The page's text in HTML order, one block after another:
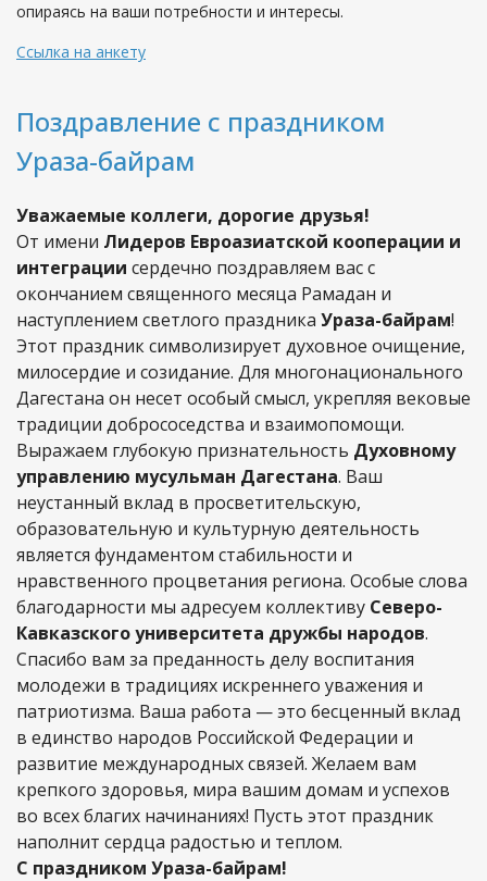
опираясь на ваши потребности и интересы.
Ссылка на анкету
Поздравление с праздником
Ураза-байрам
Уважаемые коллеги, дорогие друзья!
От имени Лидеров Евроазиатской кооперации и
интеграции сердечно поздравляем вас с
окончанием священного месяца Рамадан и
наступлением светлого праздника Ураза-байрам!
Этот праздник символизирует духовное очищение,
милосердие и созидание. Для многонационального
Дагестана он несет особый смысл, укрепляя вековые
традиции добрососедства и взаимопомощи.
Выражаем глубокую признательность Духовному
управлению мусульман Дагестана. Ваш
неустанный вклад в просветительскую,
образовательную и культурную деятельность
является фундаментом стабильности и
нравственного процветания региона. Особые слова
благодарности мы адресуем коллективу Северо-
Кавказского университета дружбы народов.
Спасибо вам за преданность делу воспитания
молодежи в традициях искреннего уважения и
патриотизма. Ваша работа — это бесценный вклад
в единство народов Российской Федерации и
развитие международных связей. Желаем вам
крепкого здоровья, мира вашим домам и успехов
во всех благих начинаниях! Пусть этот праздник
наполнит сердца радостью и теплом.
С праздником Ураза-байрам!